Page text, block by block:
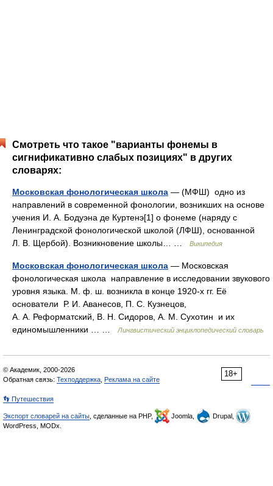
Смотреть что такое "варианты фонемы в
сигнификативно слабых позициях" в других
словарях:
Московская фонологическая школа — (МФШ) одно из
направлений в современной фонологии, возникших на основе
учения И. А. Бодуэна де Куртенэ[1] о фонеме (наряду с
Ленинградской фонологической школой (ЛФШ), основанной
Л. В. Щербой). Возникновение школы… …
Википедия
Московская фонологическая школа — Московская
фонологическая школа направление в исследовании звукового
уровня языка. М. ф. ш. возникла в конце 1920‑х гг. Её
основатели Р. И. Аванесов, П. С. Кузнецов,
А. А. Реформатский, В. Н. Сидоров, А. М. Сухотин и их
единомышленники … …
Лингвистический энциклопедический словарь
18+
© Академик, 2000-2026
Обратная связь: Техподдержка Реклама на сайте
👣 Путешествия
Экспорт словарей на сайты , сделанные на PHP, Joomla,
Drupal,
WordPress, MODx.